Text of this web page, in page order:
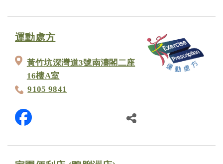
運動處方
黃竹坑深灣道3號南濤閣二座
16樓A室
9105 9841